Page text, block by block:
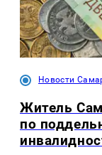
Новости
Житель
по